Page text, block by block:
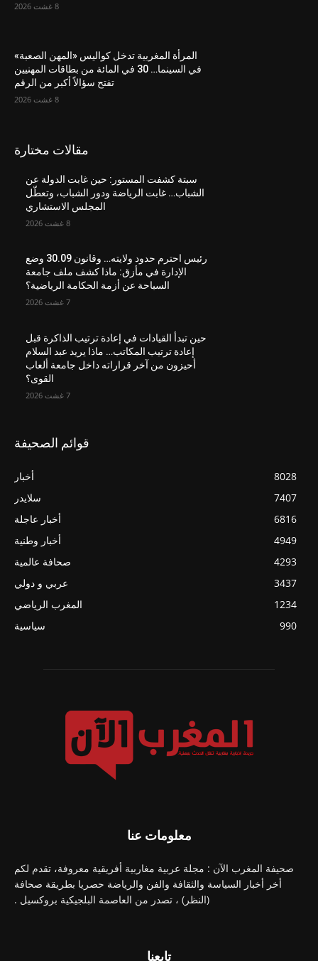
8 غشت 2026
المرأة المغربية تدخل كواليس «المهن الصعبة»
في السينما… 30 في المائة من بطاقات المهنيين
تفتح سؤالاً أكبر من الرقم
8 غشت 2026
مقالات مختارة
سبتة كشفت المستور: حين غابت الدولة عن
الشباب… غابت الرياضة ودور الشباب، وتعطّل
المجلس الاستشاري
8 غشت 2026
رئيس احترم حدود ولايته… وقانون 30.09 وضع
الإدارة في مأزق: ماذا كشف ملف جامعة
السباحة عن أزمة الحكامة الرياضية؟
7 غشت 2026
حين تبدأ القيادات في إعادة ترتيب الذاكرة قبل
إعادة ترتيب المكاتب… ماذا يريد عبد السلام
أحيزون من آخر قراراته داخل جامعة ألعاب
القوى؟
7 غشت 2026
قوائم الصحيفة
أخبار
8028
سلايدر
7407
أخبار عاجلة
6816
أخبار وطنية
4949
صحافة عالمية
4293
عربي و دولي
3437
المغرب الرياضي
1234
سياسية
990
معلومات عنا
صحيفة المغرب الآن : مجلة عربية مغاربية أفريقية معروفة، تقدم لكم
أخر أخبار السياسة والثقافة والفن والرياضة حصريا بطريقة صحافة
(النظر) ، تصدر من العاصمة البلجيكية بروكسيل .
تابعنا